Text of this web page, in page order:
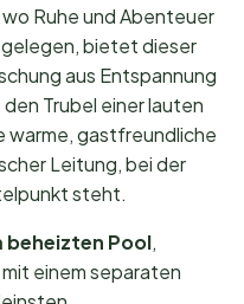
Ruhe und Abenteuer
gelegen, bietet dieser
aus Entspannung
Trubel einer lauten
warme, gastfreundliche
Leitung, bei der
steht.
beheizten Pool,
einem separaten